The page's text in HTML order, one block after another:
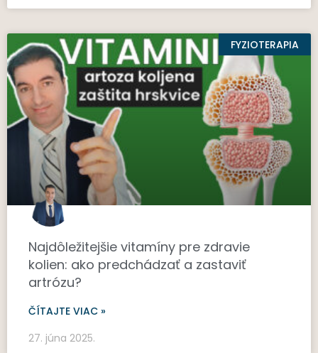
FYZIOTERAPIA
Najdôležitejšie vitamíny pre zdravie
kolien: ako predchádzať a zastaviť
artrózu?
ČÍTAJTE VIAC »
27. júna 2025.